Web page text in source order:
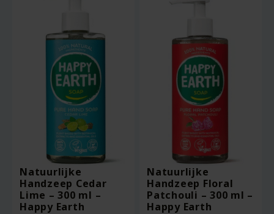
Natuurlijke
Handzeep Cedar
Lime – 300 ml –
Happy Earth
Natuurlijke
Handzeep Floral
Patchouli – 300 ml –
Happy Earth